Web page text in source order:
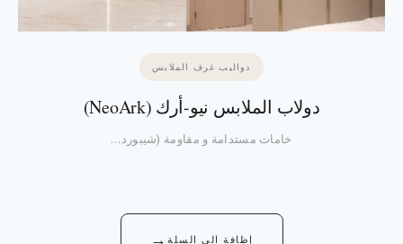
دواليب غرف الملابس
دولاب الملابس نيو-أرك (NeoArk)
خامات مستدامة و مقاومة (شيبورد…
إظافة الى السلة →